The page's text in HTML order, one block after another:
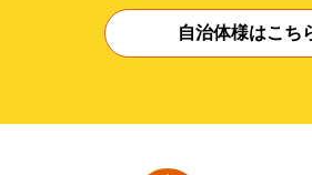
自治体様はこち